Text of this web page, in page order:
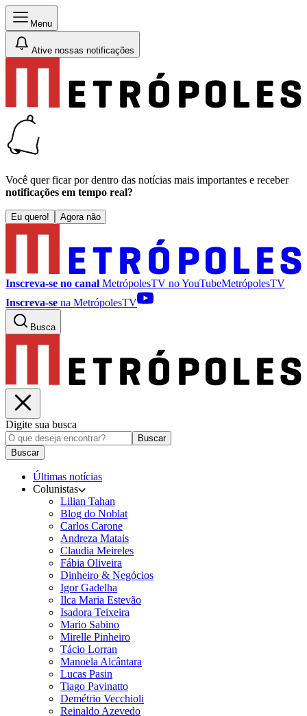
Menu
Ative nossas notificações
Você quer ficar por dentro das notícias mais importantes e receber
notificações em tempo real?
Eu quero! Agora não
Inscreva-se no canal MetrópolesTV noYouTubeMetrópolesTV
Inscreva-se na MetrópolesTV
Busca
Digite sua busca
Buscar
Buscar
Últimas notícias
Colunistas
Lilian Tahan
Blog do Noblat
Carlos Carone
Andreza Matais
Claudia Meireles
Fábia Oliveira
Dinheiro & Negócios
Igor Gadelha
Ilca Maria Estevão
Isadora Teixeira
Mario Sabino
Mirelle Pinheiro
Tácio Lorran
Manoela Alcântara
Lucas Pasin
Tiago Pavinatto
Demétrio Vecchioli
Reinaldo Azevedo